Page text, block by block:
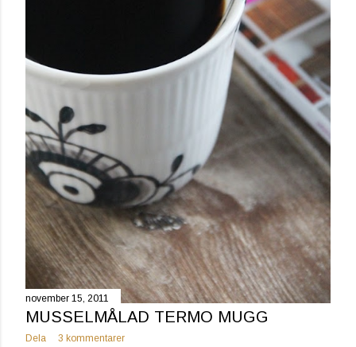
november 15, 2011
MUSSELMÅLAD TERMO MUGG
Dela 3 kommentarer